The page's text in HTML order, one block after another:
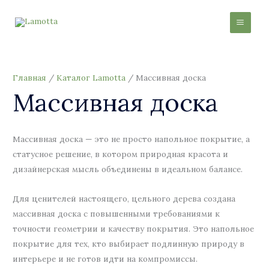
Главная / Каталог Lamotta / Массивная доска
Массивная доска
Массивная доска — это не просто напольное покрытие, а
статусное решение, в котором природная красота и
дизайнерская мысль объединены в идеальном балансе.
Для ценителей настоящего, цельного дерева создана
массивная доска с повышенными требованиями к
точности геометрии и качеству покрытия. Это напольное
покрытие для тех, кто выбирает подлинную природу в
интерьере и не готов идти на компромиссы.
с